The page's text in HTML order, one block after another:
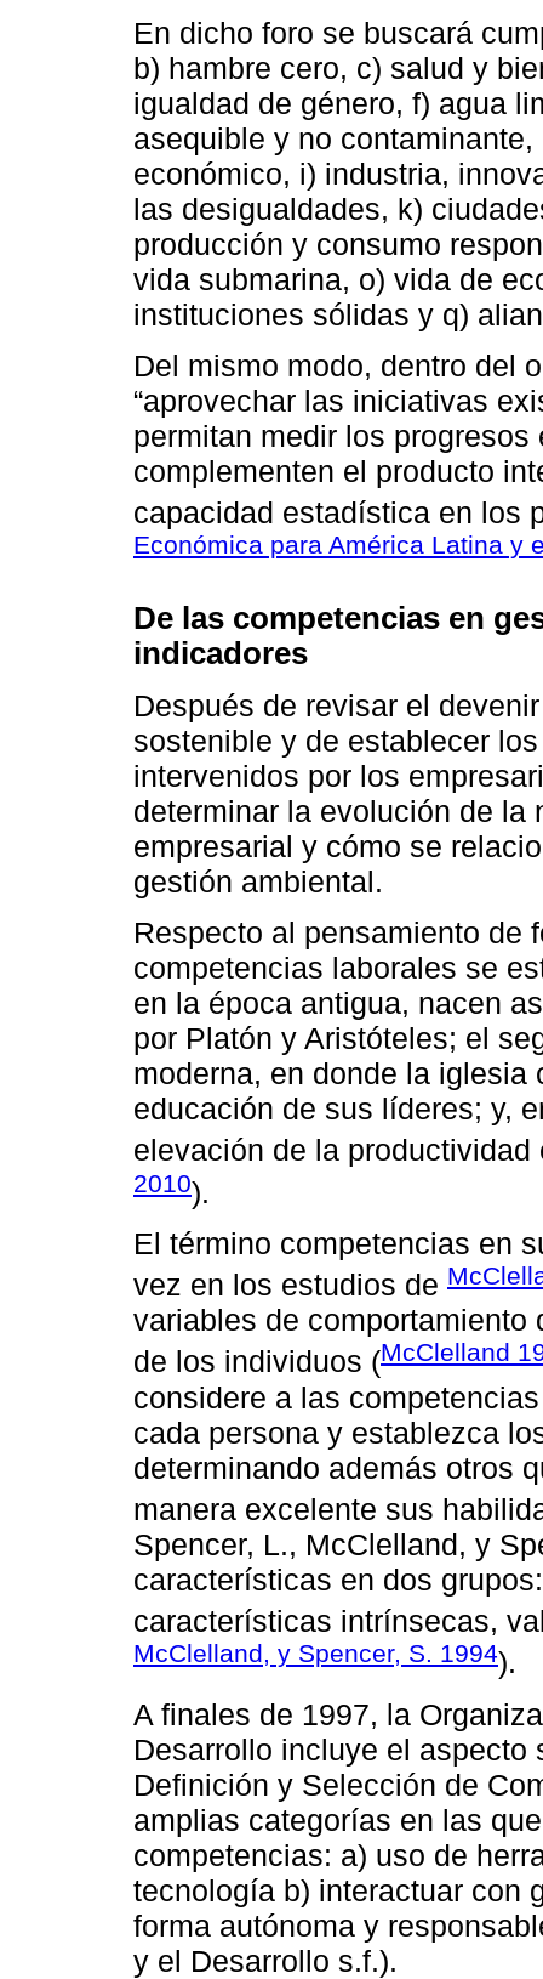
En dicho foro se buscará
b) hambre cero, c) salud y
igualdad de género, f) agua
asequible y no
económico, i) industria,
las desigualdades, k)
producción y consumo
vida submarina, o) vida de
instituciones sólidas y q)
Del mismo modo, dentro del
“aprovechar las iniciativas
permitan medir los
complementen el producto
capacidad estadística en los
Económica para América Latina y
De las competencias en
indicadores
Después de revisar el
sostenible y de establecer
intervenidos por los
determinar la evolución de la
empresarial y cómo se
gestión ambiental.
Respecto al pensamiento de
competencias laborales se
en la época antigua, nacen
por Platón y Aristóteles; el
moderna, en donde la
educación de sus líderes; y,
elevación de la
2010).
El término competencias en
vez en los estudios de
variables de
de los individuos (McClelland
considere a las
cada persona y establezca
determinando además otros
manera excelente sus
Spencer, L., McClelland, y
características en dos
características intrínsecas,
McClelland, y Spencer, S. 1994).
A finales de 1997, la
Desarrollo incluye el
Definición y Selección de
amplias categorías en las
competencias: a) uso de
tecnología b) interactuar con
forma autónoma y
y el Desarrollo s.f.).